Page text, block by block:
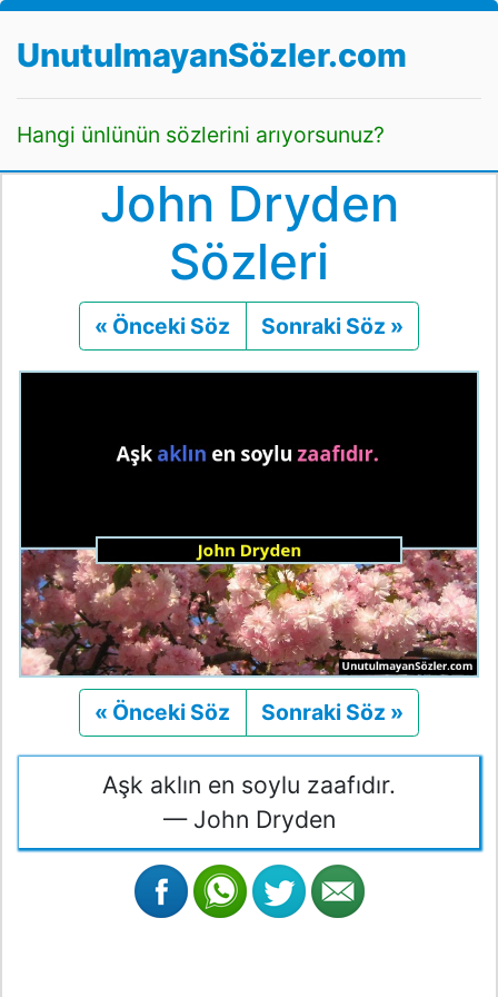
UnutulmayanSözler.com
Hangi ünlünün sözlerini arıyorsunuz?
John Dryden
Sözleri
« Önceki Söz Önceki
Sonraki Söz »
« Önceki Söz Önceki
Sonraki Söz »
Aşk aklın en soylu zaafıdır.
— John Dryden